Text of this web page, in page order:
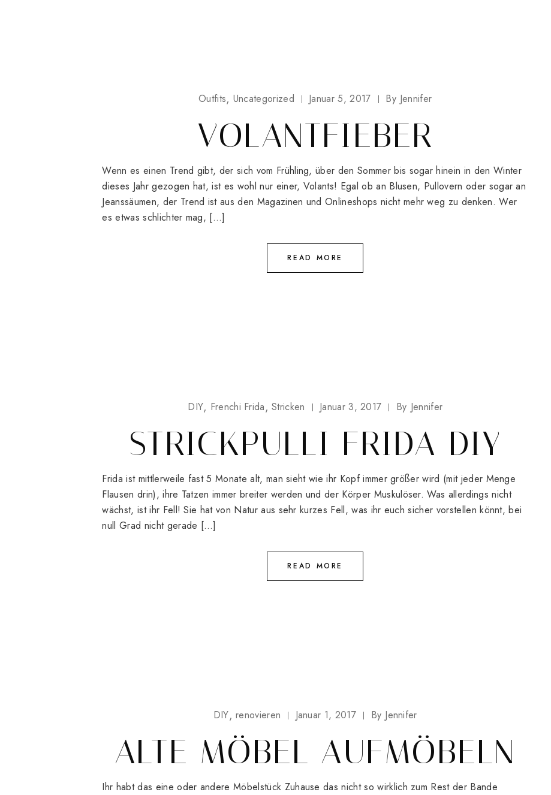
Outfits Uncategorized Januar 5, 2017 By Jennifer
VOLANTFIEBER
Wenn es einen Trend gibt, der sich vom Frühling, über den Sommer bis sogar hinein in den Winter
dieses Jahr gezogen hat, ist es wohl nur einer, Volants! Egal ob an Blusen, Pullovern oder sogar an
Jeanssäumen, der Trend ist aus den Magazinen und Onlineshops nicht mehr weg zu denken. Wer
es etwas schlichter mag, […]
READ MORE
DIY Frenchi Frida Stricken Januar 3, 2017 By Jennifer
STRICKPULLI FRIDA DIY
Frida ist mittlerweile fast 5 Monate alt, man sieht wie ihr Kopf immer größer wird (mit jeder Menge
Flausen drin), ihre Tatzen immer breiter werden und der Körper Muskulöser. Was allerdings nicht
wächst, ist ihr Fell! Sie hat von Natur aus sehr kurzes Fell, was ihr euch sicher vorstellen könnt, bei
null Grad nicht gerade […]
READ MORE
DIY renovieren Januar 1, 2017 By Jennifer
ALTE MÖBEL AUFMÖBELN
Ihr habt das eine oder andere Möbelstück Zuhause das nicht so wirklich zum Rest der Bande